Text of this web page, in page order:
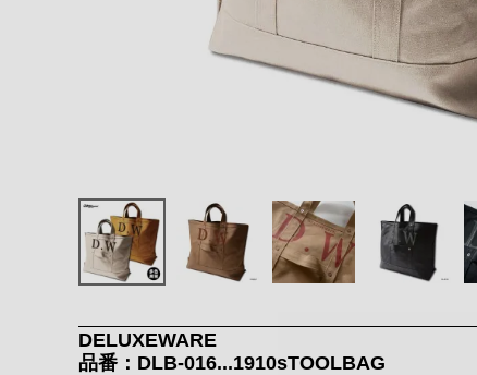
DELUXEWARE
品番：DLB-016...1910sTOOLBAG